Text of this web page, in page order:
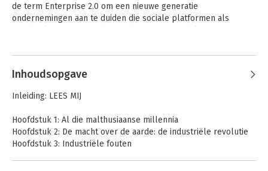
de term Enterprise 2.0 om een nieuwe generatie
ondernemingen aan te duiden die sociale platformen als
dat hij 2012 samen met Erik Brynjolfsson in eigen beheer
dat het duo nog twee boeken schreef: Het tweede
machinetijdperk (2014) en Platform, Machine, Crowd (2017).
Andere boeken door Andrew
McAfee
Inhoudsopgave
Inleiding: LEES MIJ
Hoofdstuk 1: Al die malthusiaanse millennia
Hoofdstuk 2: De macht over de aarde: de industriële revolutie
Hoofdstuk 3: Industriële fouten